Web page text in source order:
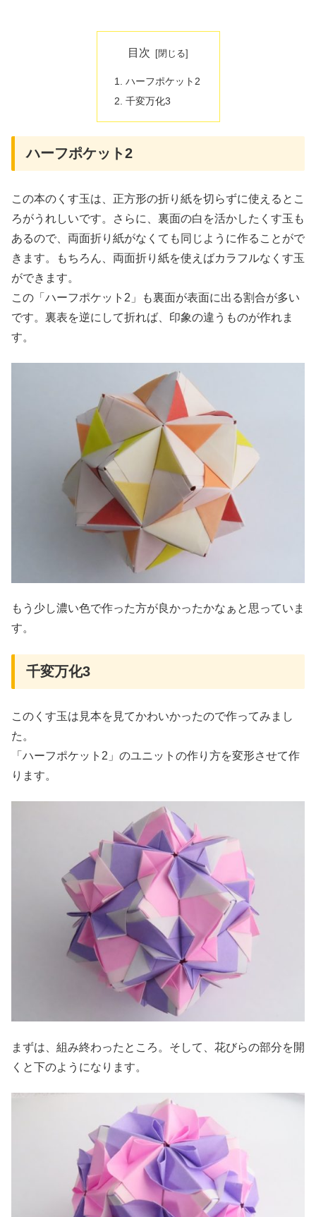
目次
ハーフポケット2
千変万化3
ハーフポケット2
この本のくす玉は、正方形の折り紙を切らずに使えるとこ
ろがうれしいです。さらに、裏面の白を活かしたくす玉も
あるので、両面折り紙がなくても同じように作ることがで
きます。もちろん、両面折り紙を使えばカラフルなくす玉
ができます。
この「ハーフポケット2」も裏面が表面に出る割合が多い
です。裏表を逆にして折れば、印象の違うものが作れま
す。
もう少し濃い色で作った方が良かったかなぁと思っていま
す。
千変万化3
このくす玉は見本を見てかわいかったので作ってみまし
た。
「ハーフポケット2」のユニットの作り方を変形させて作
ります。
まずは、組み終わったところ。そして、花びらの部分を開
くと下のようになります。